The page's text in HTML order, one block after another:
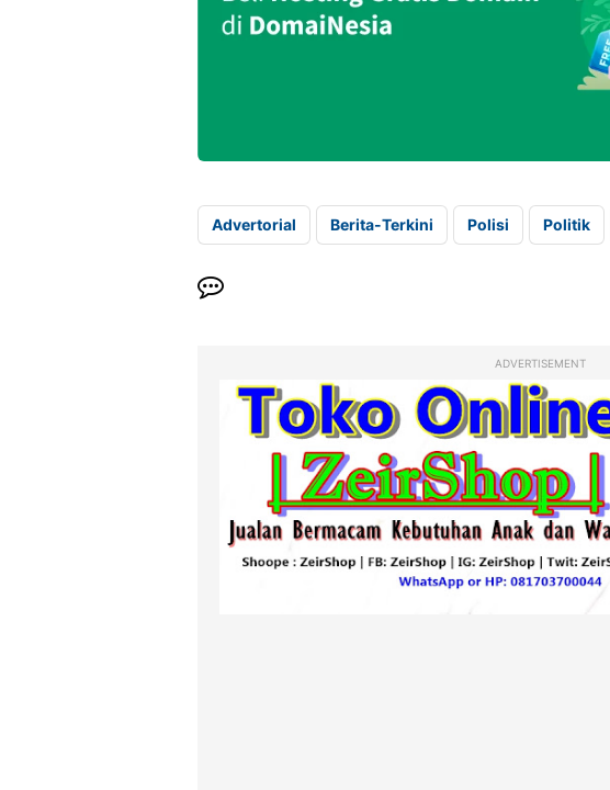
Advertorial Berita-Terkini Polisi Politik
ADVERTISEMENT